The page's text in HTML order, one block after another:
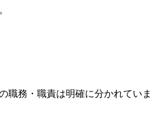
職務・職責は明確に分かれていま